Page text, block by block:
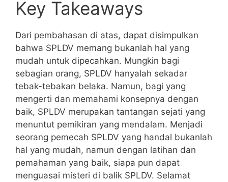
Key⁢ Takeaways
Dari pembahasan di atas, dapat disimpulkan
⁢bahwa SPLDV memang bukanlah hal yang
mudah untuk dipecahkan. Mungkin bagi
sebagian orang, SPLDV hanyalah sekadar
tebak-tebakan belaka.⁢ Namun, ⁤bagi⁣ yang
mengerti dan​ memahami konsepnya​ dengan‌
baik, SPLDV merupakan tantangan sejati yang
menuntut pemikiran ‍yang mendalam. Menjadi
seorang pemecah⁢ SPLDV yang handal bukanlah
hal​ yang mudah, namun dengan latihan‍ dan
pemahaman yang baik, siapa pun ​dapat
menguasai misteri di balik SPLDV. Selamat